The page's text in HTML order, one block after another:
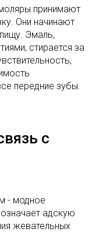
принимают
Они начинают
Эмаль,
стирается за
передние зубы.
с
- модное
адскую
жевательных